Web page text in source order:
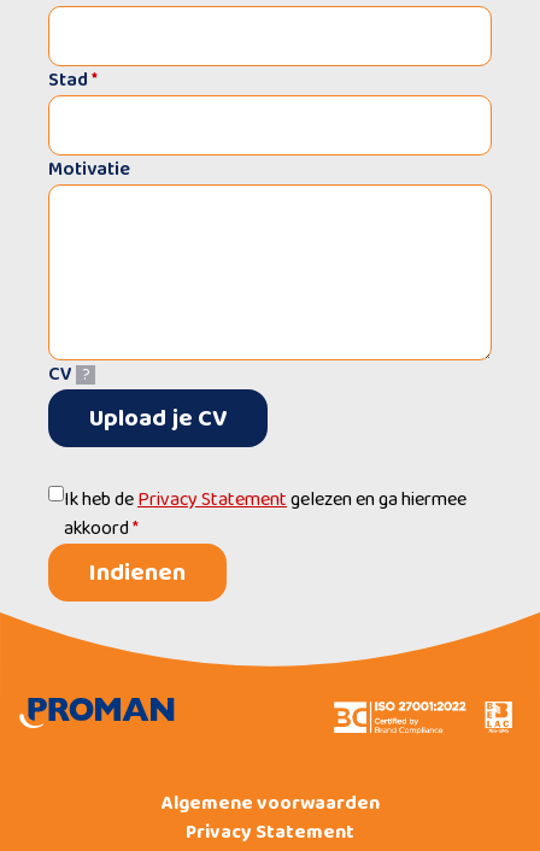
Stad*
Motivatie
CV ?
Upload je CV
Ik heb dePrivacy Statementgelezen en ga hiermee
akkoord*
Indienen
Algemene voorwaarden
Privacy Statement